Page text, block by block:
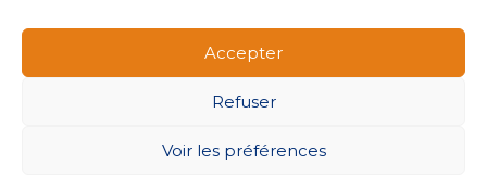
Accepter
Refuser
Voir les préférences
Footer QUI SOMMES-NOUS ?
NOS SOLUTIONS
ACTUALITÉS CONTACT
MENTIONS LÉGALES